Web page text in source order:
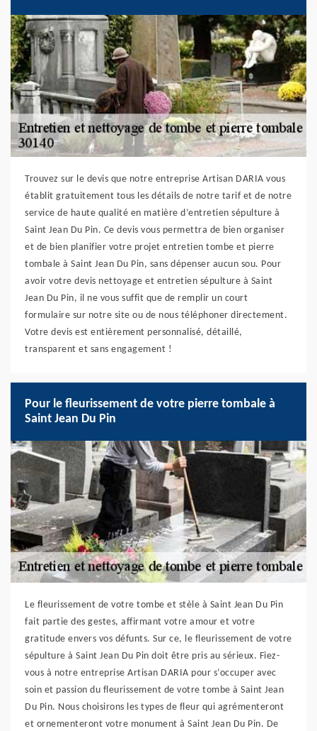
Trouvez sur le devis que notre entreprise Artisan DARIA vous
établit gratuitement tous les détails de notre tarif et de notre
service de haute qualité en matière d’entretien sépulture à
Saint Jean Du Pin. Ce devis vous permettra de bien organiser
et de bien planifier votre projet entretien tombe et pierre
tombale à Saint Jean Du Pin, sans dépenser aucun sou. Pour
avoir votre devis nettoyage et entretien sépulture à Saint
Jean Du Pin, il ne vous suffit que de remplir un court
formulaire sur notre site ou de nous téléphoner directement.
Votre devis est entièrement personnalisé, détaillé,
transparent et sans engagement !
Pour le fleurissement de votre pierre tombale à
Saint Jean Du Pin
Le fleurissement de votre tombe et stèle à Saint Jean Du Pin
fait partie des gestes, affirmant votre amour et votre
gratitude envers vos défunts. Sur ce, le fleurissement de votre
sépulture à Saint Jean Du Pin doit être pris au sérieux. Fiez-
vous à notre entreprise Artisan DARIA pour s’occuper avec
soin et passion du fleurissement de votre tombe à Saint Jean
Du Pin. Nous choisirons les types de fleur qui agrémenteront
et ornementeront votre monument à Saint Jean Du Pin. De